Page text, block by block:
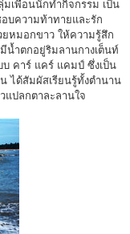
มเพื่อนนักทำกิจกรรม เป็น
บความท้าทายและรัก
ยหมอกขาว ให้ความรู้สึก
น้ำตกอยู่ริมลานกางเต็นท์
บ คาร์ แคร์ แคมป์ ซึ่งเป็น
ได้สัมผัสเรียนรู้ทั้งตำนาน
แปลกตาละลานใจ